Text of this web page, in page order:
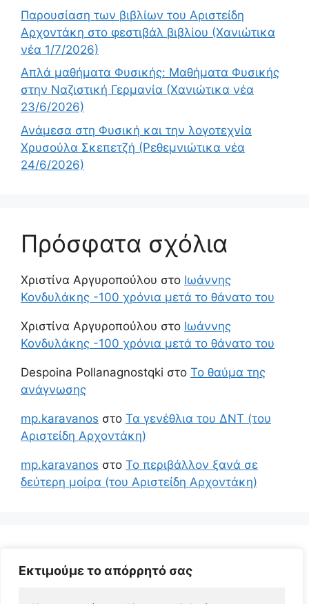
Εκτιμούμε το απόρρητό σας
Παρουσίαση των βιβλίων του Αριστείδη
Αρχοντάκη στο φεστιβάλ βιβλίου (Χανιώτικα
νέα 1/7/2026)
Απλά μαθήματα Φυσικής: Μαθήματα Φυσικής
στην Ναζιστική Γερμανία (Χανιώτικα νέα
23/6/2026)
Ανάμεσα στη Φυσική και την λογοτεχνία
Χρυσούλα Σκεπετζή (Ρεθεμνιώτικα νέα
24/6/2026)
Πρόσφατα σχόλια
Χριστίνα Αργυροπούλου στο Ιωάννης
Κονδυλάκης -100 χρόνια μετά το θάνατο του
Χριστίνα Αργυροπούλου στο Ιωάννης
Κονδυλάκης -100 χρόνια μετά το θάνατο του
Despoina Pollanagnostqki στο Το θαύμα της
ανάγνωσης
mp.karavanos στο Τα γενέθλια του ΔΝΤ (του
Αριστείδη Αρχοντάκη)
mp.karavanos στο Το περιβάλλον ξανά σε
δεύτερη μοίρα (του Αριστείδη Αρχοντάκη)